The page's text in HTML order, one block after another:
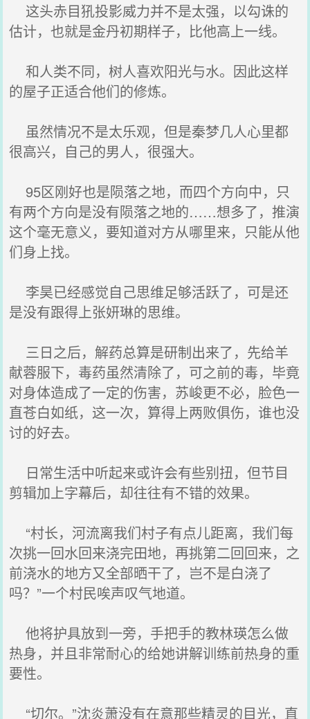
这头赤目犼投影威力并不是太强，以勾诛的
估计，也就是金丹初期样子，比他高上一线。
和人类不同，树人喜欢阳光与水。因此这样
的屋子正适合他们的修炼。
虽然情况不是太乐观，但是秦梦几人心里都
很高兴，自己的男人，很强大。
95区刚好也是陨落之地，而四个方向中，只
有两个方向是没有陨落之地的……想多了，推演
这个毫无意义，要知道对方从哪里来，只能从他
们身上找。
李昊已经感觉自己思维足够活跃了，可是还
是没有跟得上张妍琳的思维。
三日之后，解药总算是研制出来了，先给羊
献蓉服下，毒药虽然清除了，可之前的毒，毕竟
对身体造成了一定的伤害，苏峻更不必，脸色一
直苍白如纸，这一次，算得上两败俱伤，谁也没
讨的好去。
日常生活中听起来或许会有些别扭，但节目
剪辑加上字幕后，却往往有不错的效果。
“村长，河流离我们村子有点儿距离，我们每
次挑一回水回来浇完田地，再挑第二回回来，之
前浇水的地方又全部晒干了，岂不是白浇了
吗？”一个村民唉声叹气地道。
他将护具放到一旁，手把手的教林瑛怎么做
热身，并且非常耐心的给她讲解训练前热身的重
要性。
“切尔。”沈炎萧没有在意那些精灵的目光，直